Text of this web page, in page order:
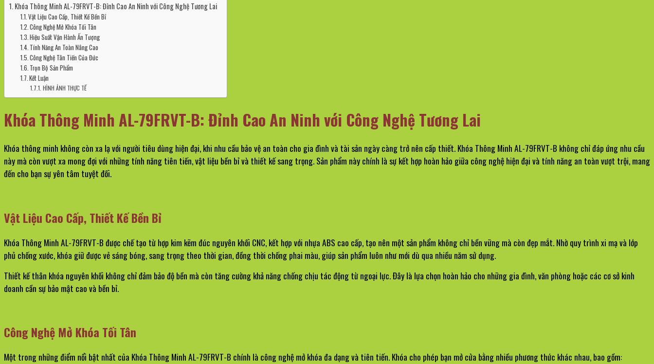
Khóa Thông Minh AL-79FRVT-B: Đỉnh Cao An Ninh với Công Nghệ Tương Lai
Vật Liệu Cao Cấp, Thiết Kế Bền Bỉ
Công Nghệ Mở Khóa Tối Tân
Hiệu Suất Vận Hành Ấn Tượng
Tính Năng An Toàn Nâng Cao
Công Nghệ Tân Tiến Của Đức
Trọn Bộ Sản Phẩm
Kết Luận
HÌNH ẢNH THỰC TẾ
Khóa Thông Minh AL-79FRVT-B: Đỉnh Cao An Ninh với Công Nghệ Tương Lai
Khóa thông minh không còn xa lạ với người tiêu dùng hiện đại, khi nhu cầu bảo vệ an toàn cho gia đình và tài sản ngày càng trở nên cấp thiết. Khóa Thông Minh AL-79FRVT-B không chỉ đáp ứng nhu cầu
này mà còn vượt xa mong đợi với những tính năng tiên tiến, vật liệu bền bỉ và thiết kế sang trọng. Sản phẩm này chính là sự kết hợp hoàn hảo giữa công nghệ hiện đại và tính năng an toàn vượt trội, mang
đến cho bạn sự yên tâm tuyệt đối.
Vật Liệu Cao Cấp, Thiết Kế Bền Bỉ
Khóa Thông Minh AL-79FRVT-B được chế tạo từ hợp kim kẽm đúc nguyên khối CNC, kết hợp với nhựa ABS cao cấp, tạo nên một sản phẩm không chỉ bền vững mà còn đẹp mắt. Nhờ quy trình xi mạ và lớp
phủ chống xước, khóa giữ được vẻ sáng bóng, sang trọng theo thời gian, đồng thời chống phai màu, giúp sản phẩm luôn như mới dù qua nhiều năm sử dụng.
Thiết kế thân khóa nguyên khối không chỉ đảm bảo độ bền mà còn tăng cường khả năng chống chịu tác động từ ngoại lực. Đây là lựa chọn hoàn hảo cho những gia đình, văn phòng hoặc các cơ sở kinh
doanh cần sự bảo mật cao và bền bỉ.
Công Nghệ Mở Khóa Tối Tân
Một trong những điểm nổi bật nhất của Khóa Thông Minh AL-79FRVT-B chính là công nghệ mở khóa đa dạng và tiên tiến. Khóa cho phép bạn mở cửa bằng nhiều phương thức khác nhau, bao gồm: